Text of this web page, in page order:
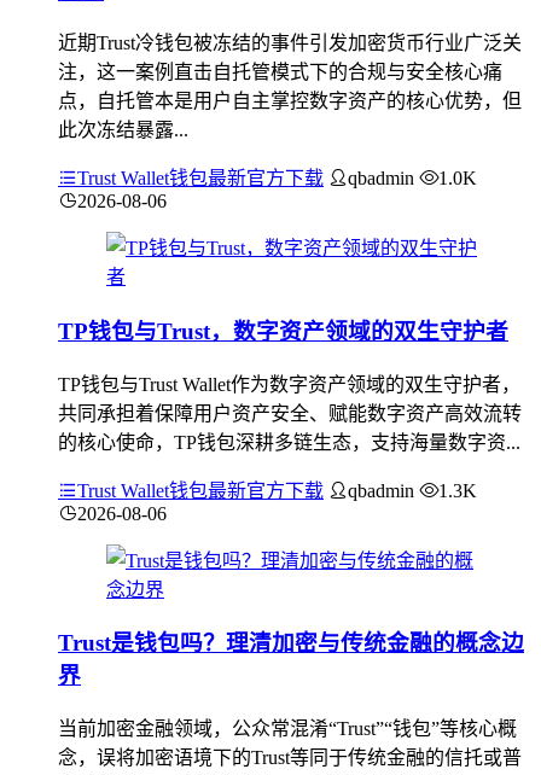
近期Trust冷钱包被冻结的事件引发加密货币行业广泛关
注，这一案例直击自托管模式下的合规与安全核心痛
点，自托管本是用户自主掌控数字资产的核心优势，但
此次冻结暴露...
Trust Wallet钱包最新官方下载 qbadmin
1.0K
2026-08-06
TP钱包与Trust，数字资产领域的双生守护者
TP钱包与Trust Wallet作为数字资产领域的双生守护者，
共同承担着保障用户资产安全、赋能数字资产高效流转
的核心使命，TP钱包深耕多链生态，支持海量数字资...
Trust Wallet钱包最新官方下载 qbadmin
1.3K
2026-08-06
Trust是钱包吗？理清加密与传统金融的概念边
界
当前加密金融领域，公众常混淆“Trust”“钱包”等核心概
念，误将加密语境下的Trust等同于传统金融的信托或普